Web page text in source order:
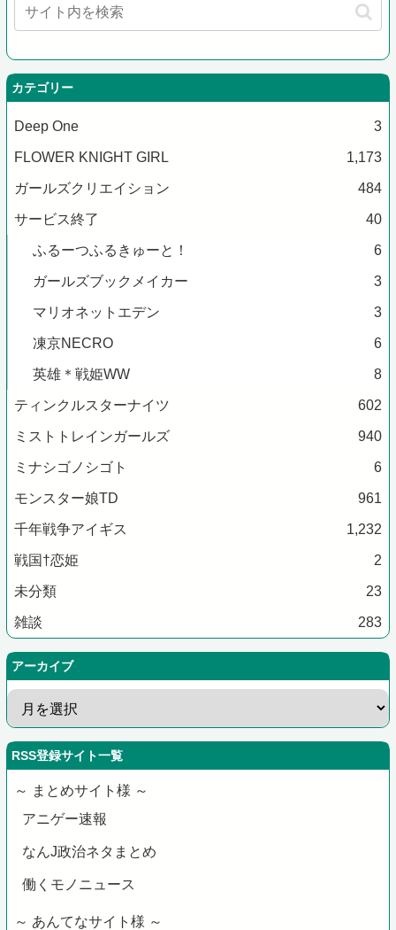
カテゴリー
Deep One 3
FLOWER KNIGHT GIRL 1,173
ガールズクリエイション 484
サービス終了 40
ふるーつふるきゅーと！ 6
ガールズブックメイカー 3
マリオネットエデン 3
凍京NECRO 6
英雄＊戦姫WW 8
ティンクルスターナイツ 602
ミストトレインガールズ 940
ミナシゴノシゴト 6
モンスター娘TD 961
千年戦争アイギス 1,232
戦国†恋姫 2
未分類 23
雑談 283
アーカイブ
RSS登録サイト一覧
～ まとめサイト様 ～
アニゲー速報
なんJ政治ネタまとめ
働くモノニュース
～ あんてなサイト様 ～